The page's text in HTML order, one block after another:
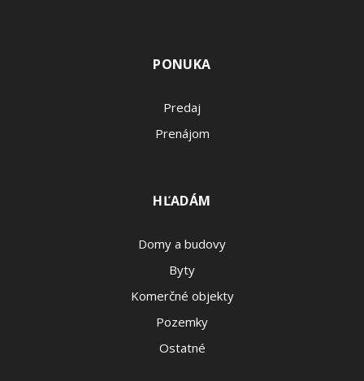
PONUKA
Predaj
Prenájom
HĽADÁM
Domy a budovy
Byty
Komerčné objekty
Pozemky
Ostatné